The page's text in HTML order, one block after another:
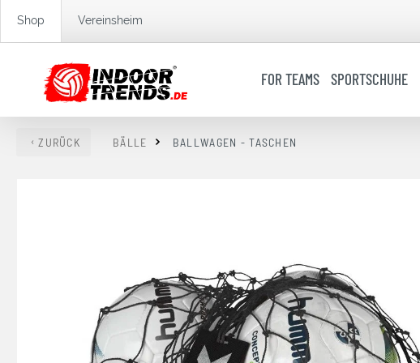
Zur Hauptnavigation springen
Shop Vereinsheim
FOR TEAMS SPORTSCHUHE
ZURÜCK BÄLLE BALLWAGEN - TASCHEN